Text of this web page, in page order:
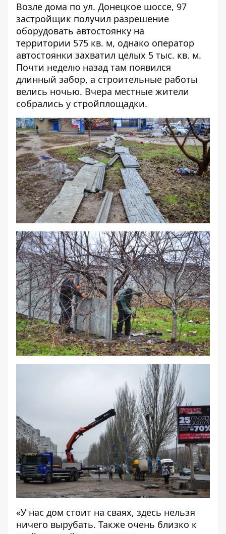
Возле дома по ул. Донецкое шоссе, 97
застройщик получил разрешение
оборудовать автостоянку на
территории 575 кв. м, однако оператор
автостоянки захватил целых 5 тыс. кв. м.
Почти неделю назад там появился
длинный забор, а строительные работы
велись ночью. Вчера местные жители
собрались у стройплощадки.
«У нас дом стоит на сваях, здесь нельзя
ничего вырубать. Также очень близко к